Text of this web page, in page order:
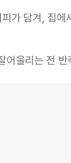
가 담겨, 집에
어울리는 전